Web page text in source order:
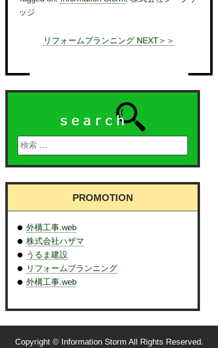
ッジ
リフォームプランニング NEXT＞＞
PROMOTION
外構工事.web
株式会社ハザマ
うるま建設
リフォームプランニング
外構工事.web
Copyright © Information Storm All Rights Reserved.